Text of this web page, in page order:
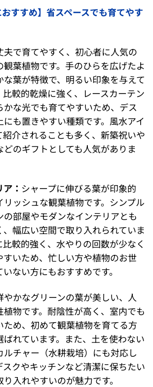
おすすめ】省スペースでも育てやす
夫で育てやすく、初心者に人気の
観葉植物です。手のひらを広げたよ
な葉が特徴で、明るい印象を与えて
比較的乾燥に強く、レースカーテン
かな光でも育てやすいため、デス
にも置きやすい種類です。風水アイ
紹介されることも多く、新築祝いや
どのギフトとしても人気がありま
： シャープに伸びる葉が印象的
リッシュな観葉植物です。シンプル
の部屋やモダンなインテリアとも
、幅広い空間で取り入れられていま
比較的強く、水やりの回数が少なく
すいため、忙しい方や植物のお世
ない方にもおすすめです。
やかなグリーンの葉が美しい、人
植物です。耐陰性が高く、室内でも
ため、初めて観葉植物を育てる方
ばれています。また、土を使わない
ルチャー（水耕栽培）にも対応し
スクやキッチンなど清潔に保ちたい
入れやすいのが魅力です。